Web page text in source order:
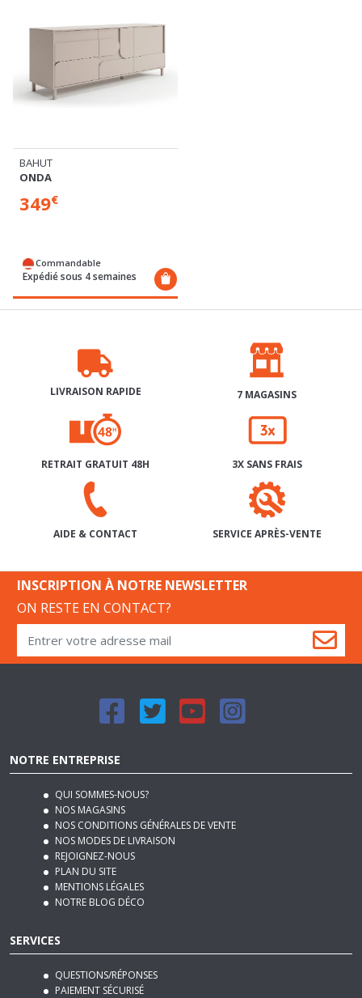
BAHUT
ONDA
349€
Commandable
Expédié sous 4 semaines
LIVRAISON RAPIDE 7 MAGASINS
RETRAIT GRATUIT 48H 3X SANS FRAIS
AIDE & CONTACT SERVICE APRÈS-VENTE
INSCRIPTION À NOTRE NEWSLETTER
ON RESTE EN CONTACT?
NOTRE ENTREPRISE
QUI SOMMES-NOUS?
NOS MAGASINS
NOS CONDITIONS GÉNÉRALES DE VENTE
NOS MODES DE LIVRAISON
REJOIGNEZ-NOUS
PLAN DU SITE
MENTIONS LÉGALES
NOTRE BLOG DÉCO
SERVICES
QUESTIONS/RÉPONSES
PAIEMENT SÉCURISÉ